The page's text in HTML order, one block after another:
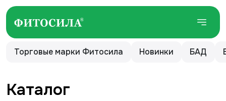
Торговые марки Фитосила Новинки БАД
Каталог